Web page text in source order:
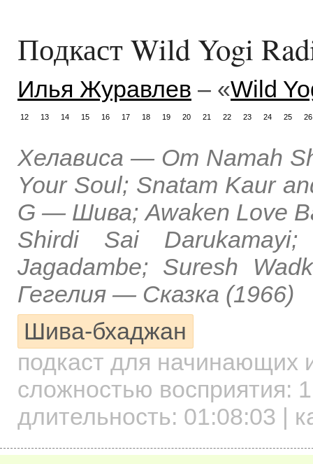
Подкаст Wild Yogi
Илья Журавлев – «Wild
12 13 14 15 16 17 18 19 20 21 22 23 24 25 26
Хелависа — Om Namah
Your Soul; Snatam Kaur
G — Шива; Awaken Love
Shirdi Sai
Jagadambe; Suresh
Гегелия — Сказка (1966)
Шива-бхаджан
подкаст для начинающих
сложностью восприятия: 1
длительность: 01:08:03 |